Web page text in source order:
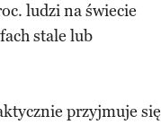
ludzi na świecie
stale lub
przyjmuje się